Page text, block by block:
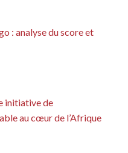
: analyse du score et
initiative de
au cœur de l’Afrique